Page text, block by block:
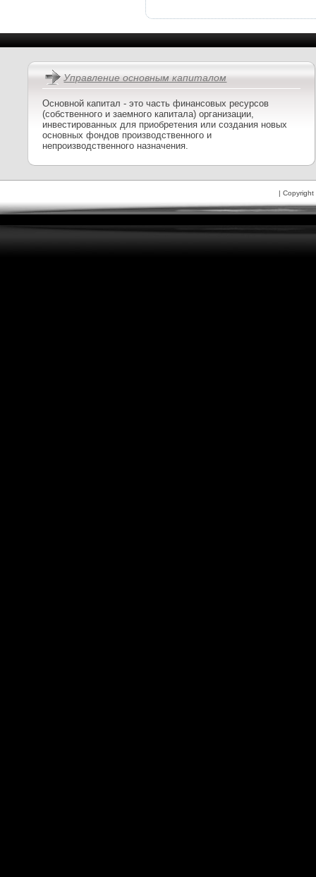
Управление основным капиталом
Основной капитал - это часть финансовых ресурсов
(собственного и заемного капитала) организации,
инвестированных для приобретения или создания новых
основных фондов производственного и
непроизводственного назначения.
| Copyright